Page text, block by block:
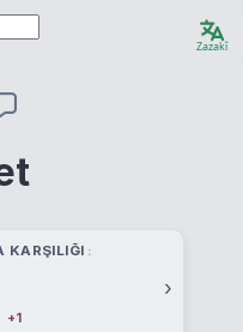
Zazakî
KARŞILIĞI
›
+1